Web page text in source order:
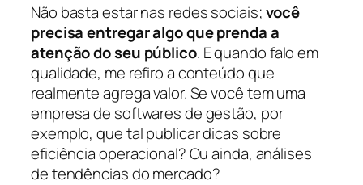
Não basta estar nas redes sociais;você
precisa entregar algo que prenda a
atenção do seu público. E quando falo em
qualidade, me refiro a conteúdo que
realmente agrega valor. Se você tem uma
empresa de softwares de gestão, por
exemplo, que tal publicar dicas sobre
eficiência operacional? Ou ainda, análises
de tendências do mercado?